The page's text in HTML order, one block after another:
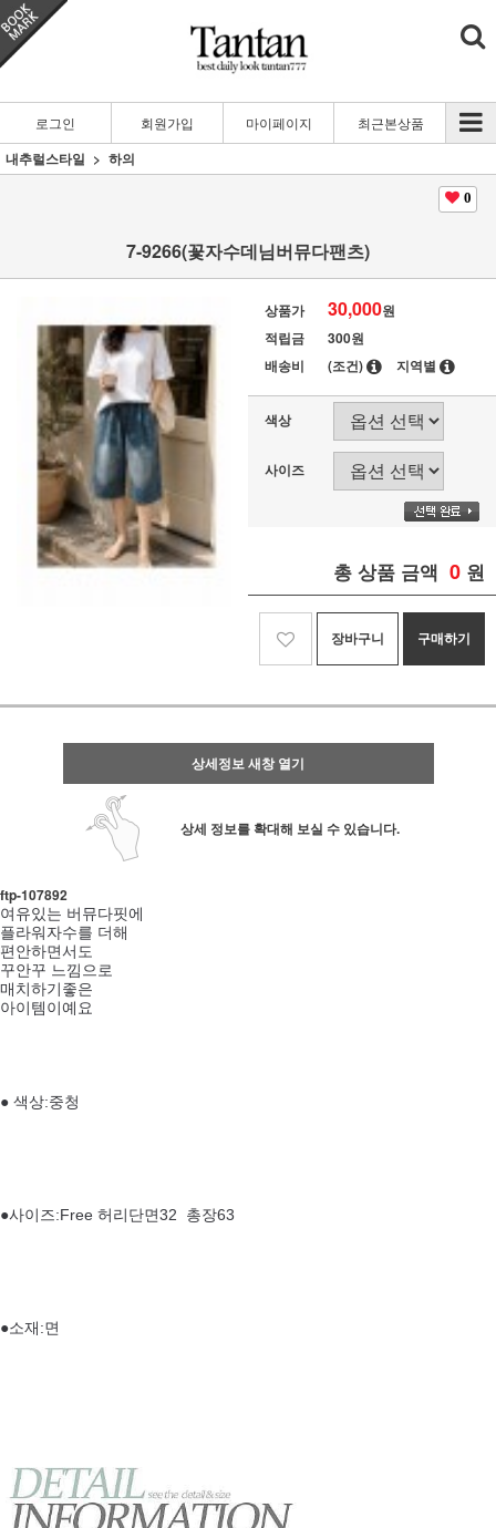
로그인 회원가입 마이페이지 최근본상품
내추럴스타일 하의
0
7-9266(꽃자수데님버뮤다팬츠)
상품가 30,000원
적립금
300원
배송비
(조건) 지역별
색상
사이즈
총 상품 금액 0 원
장바구니 구매하기
상세정보 새창 열기
상세 정보를 확대해 보실 수 있습니다.
ftp-107892
여유있는 버뮤다핏에
플라워자수를 더해
편안하면서도
꾸안꾸 느낌으로
매치하기좋은
아이템이예요
● 색상:중청
●사이즈:Free 허리단면32 총장63
●소재:면